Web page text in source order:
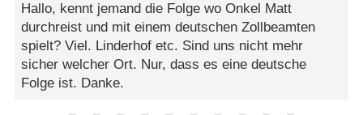
Hallo, kennt jemand die Folge wo Onkel Matt
durchreist und mit einem deutschen Zollbeamten
spielt? Viel. Linderhof etc. Sind uns nicht mehr
sicher welcher Ort. Nur, dass es eine deutsche
Folge ist. Danke.